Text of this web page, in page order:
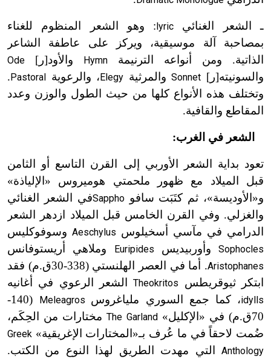
ـ الشعر الغنائي lyric : وهو الشعر المنظوم للغناء
بمصاحبة آلة موسيقية، ويركز على عاطفة الشاعر
الذاتية. ومن أنواعه الترنيمة Hymn والأود[ر] Ode
والسونيته[ر] Sonnetوالمرثية Elegy ، والرعوية Pastoral
.
وتختلف هذه الأنواع كلها من حيث الطول والوزن وعدد
المقاطع والقافية.
الشعر في الغرب:
تعود بداية الشعر الأوربي إلى القرن التاسع أو الثامن
قبل الميلاد مع ظهور ملحمتي هوميروس «الإلياذة»
و«الأوديسة»، ثم كتَبَت سافوSapphoفي الشعر الغنائي
والغزلي. وفي القرن الخامس قبل الميلاد ازدهر الشعر
الدرامي في مآسي أسخيلوس Aeschylus وسوفوكليس
Sophocles وأوربيديس Euripides وملاهي أريستوفانس
Aristophanes
. أما في العصر الهلنستي (338-30ق.م) فقد
ابتكر ثيوقريطس
Theokritosالشعر الرعوي في أغانيه
idylls، كما جمع السوري ملياغروس Meleagros
(140-
70ق.م) في «الإكليل»The Garlandمختارات من الحِكَم،
ضُمت لاحقاً في ما عُرف بـ«المختارات الإغريقية» Greek
Anthology التي مهدت الطريق لهذا النوع من الكتب.